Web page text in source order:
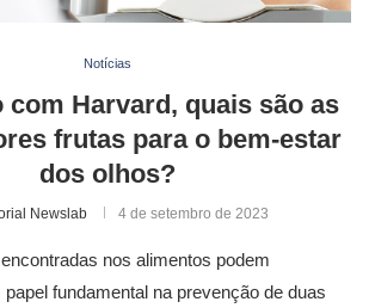
Notícias
com Harvard, quais são as
frutas para o bem-estar
dos olhos?
Newslab 4 de setembro de 2023
nos alimentos podem
fundamental na prevenção de duas